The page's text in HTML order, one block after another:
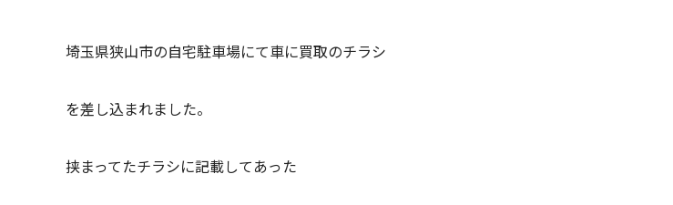
埼玉県狭山市の自宅駐車場にて車に買取のチラシ
を差し込まれました。
挟まってたチラシに記載してあった